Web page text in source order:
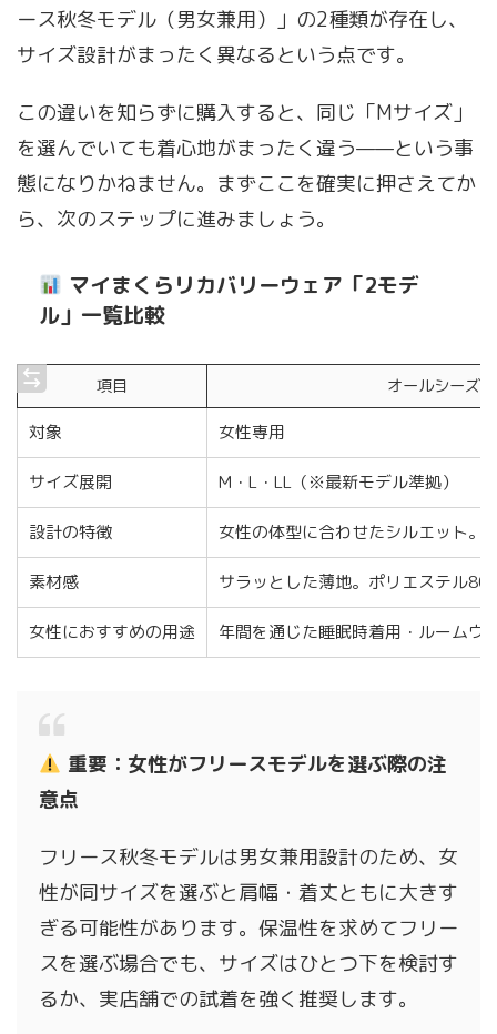
ース秋冬モデル（男女兼用）」の2種類が存在し、
サイズ設計がまったく異なるという点です。
この違いを知らずに購入すると、同じ「Mサイズ」
を選んでいても着心地がまったく違う——という事
態になりかねません。まずここを確実に押さえてか
ら、次のステップに進みましょう。
マイまくらリカバリーウェア「2モデ
ル」一覧比較
項目 オールシーズ
対象 女性専用
サイズ展開 M・L・LL（※最新モデル準拠）
設計の特徴 女性の体型に合わせたシルエット。
素材感 サラッとした薄地。ポリエステル
女性におすすめの用途 年間を通じた睡眠時着用・ルームウ
重要：女性がフリースモデルを選ぶ際の注
意点
フリース秋冬モデルは男女兼用設計のため、女
性が同サイズを選ぶと肩幅・着丈ともに大きす
ぎる可能性があります。保温性を求めてフリー
スを選ぶ場合でも、サイズはひとつ下を検討す
るか、実店舗での試着を強く推奨します。